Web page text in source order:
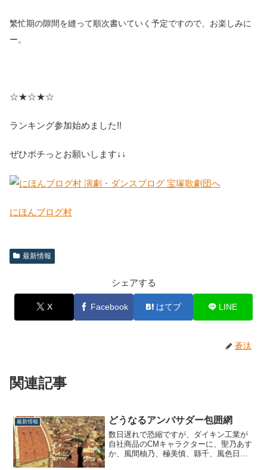
繁忙期の隙間を縫って順次書いていく予定ですので、お楽しみに
ー。
☆★☆★☆
ランキング参加始めました!!
ぜひポチっとお願いします↓↓
にほんブログ村
最新情報
シェアする
X Facebook はてブ LINE
蒼汰
関連記事
最新情報 どうなるアンバサダー包囲網
数日遅れで恐縮ですが、ダイキン工業が
自社商品のCMキャラクターに、聖乃あす
か、風間柚乃、極美慎、縣千、風色日向